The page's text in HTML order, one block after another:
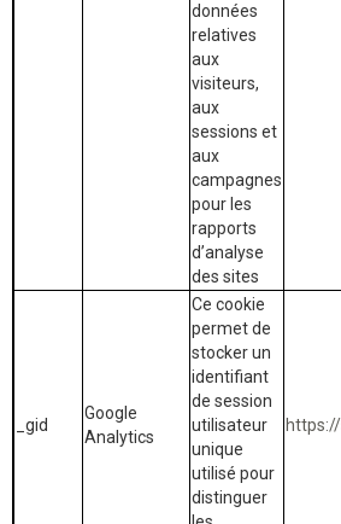
données
relatives
aux
visiteurs,
aux
sessions et
aux
campagnes
pour les
rapports
d’analyse
des sites
_gid
Google
Analytics
Ce cookie
permet de
stocker un
identifiant
de session
utilisateur
unique
utilisé pour
distinguer